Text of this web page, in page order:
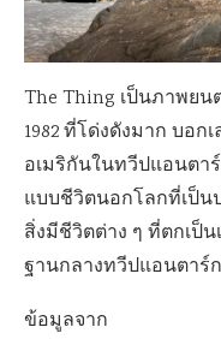
The Thing เป็นภาพย
1982 ที่โด่งดังมาก บอก
อเมริกันในทวีปแอนตา
แบบชีวิตนอกโลกที่เป็น
สิ่งมีชีวิตต่าง ๆ ที่ตกเป็
ฐานกลางทวีปแอนตาร์
ข้อมูลจาก